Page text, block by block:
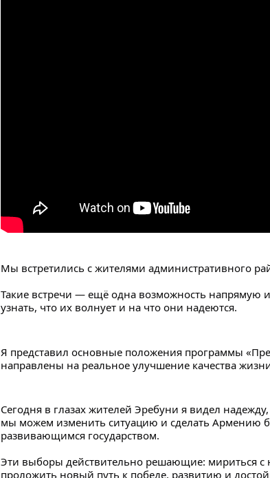
Мы встретились с жителями административного
Такие встречи — ещё одна возможность напрямую
узнать, что их волнует и на что они надеются.
Я представил основные положения программы
направлены на реальное улучшение качества
Сегодня в глазах жителей Эребуни я видел
мы можем изменить ситуацию и сделать Армению
развивающимся государством.
Эти выборы действительно решающие: мириться с
проложить новый путь к победе, развитию и